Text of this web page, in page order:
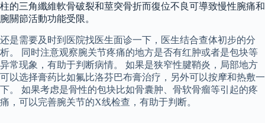
柱的三角纖維軟骨破裂和莖突骨折而復位不良可導致慢性腕痛和
腕關節活動功能受限。
还是需要及时到医院找医生面诊一下，医生结合查体初步的分
析。 同时注意观察腕关节疼痛的地方是否有红肿或者是包块等
异常现象，有助于判断病情。 如果是狭窄性腱鞘炎，局部地方
可以选择膏药比如氟比洛芬巴布膏治疗，另外可以按摩和热敷一
下。 如果考虑是骨性的包块比如骨囊肿、骨软骨瘤等引起的疼
痛，可以完善腕关节的X线检查，有助于判断。